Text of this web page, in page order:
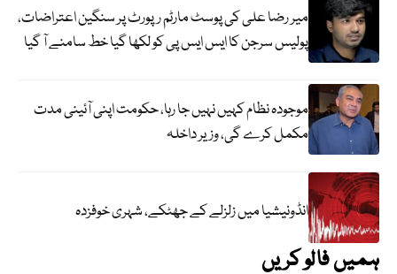
میر رضا علی کی پوسٹ مارٹم رپورٹ پر سنگین اعتراضات،
پولیس سرجن کا ایس ایس پی کو لکھا گیا خط سامنے آ گیا
موجودہ نظام کہیں نہیں جا رہا، حکومت اپنی آئینی مدت
مکمل کرے گی، وزیر داخلہ
انڈونیشیا میں زلزلے کے جھٹکے، شہری خوفزدہ
ہمیں فالو کریں